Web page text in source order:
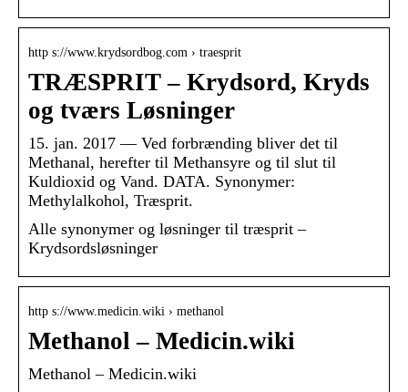
http s://www.krydsordbog.com › traesprit
TRÆSPRIT – Krydsord, Kryds
og tværs Løsninger
15. jan. 2017 — Ved forbrænding bliver det til
Methanal, herefter til Methansyre og til slut til
Kuldioxid og Vand. DATA. Synonymer:
Methylalkohol, Træsprit.
Alle synonymer og løsninger til træsprit –
Krydsordsløsninger
http s://www.medicin.wiki › methanol
Methanol – Medicin.wiki
Methanol – Medicin.wiki